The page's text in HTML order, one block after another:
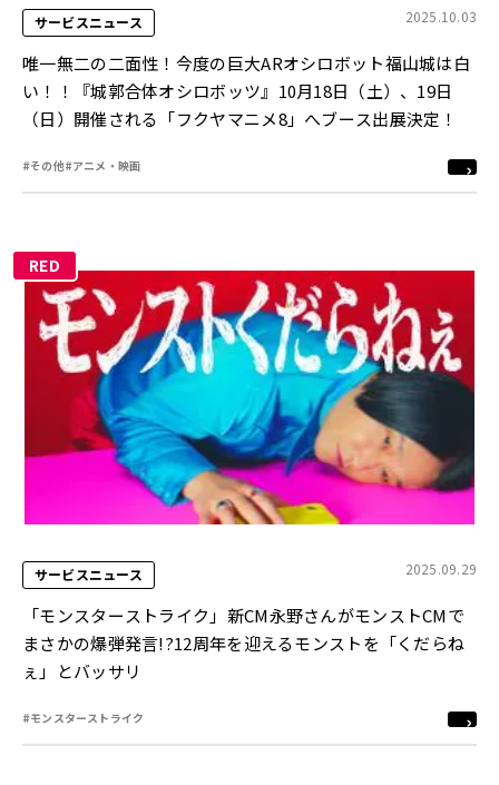
サービスニュース 2025.10.03
唯一無二の二面性！今度の巨大ARオシロボット福山城は白
い！！『城郭合体オシロボッツ』10月18日（土）、19日
（日）開催される「フクヤマニメ8」へブース出展決定！
#その他#アニメ・映画
RED
サービスニュース 2025.09.29
「モンスターストライク」新CM永野さんがモンストCMで
まさかの爆弾発言!?12周年を迎えるモンストを「くだらね
ぇ」とバッサリ
#モンスターストライク